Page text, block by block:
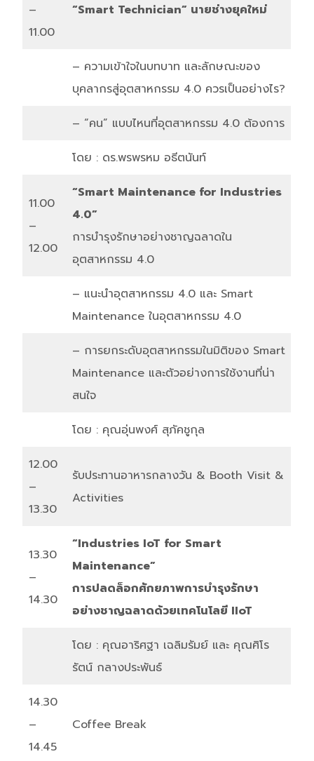
–
11.00
“Smart Technician” นายช่างยุคใหม่
– ความเข้าใจในบทบาท และลักษณะของ
บุคลากรสู่อุตสาหกรรม 4.0 ควรเป็นอย่างไร?
– “คน” แบบไหนที่อุตสาหกรรม 4.0 ต้องการ
โดย : ดร.พรพรหม อธีตนันท์
11.00
–
12.00
“Smart Maintenance for Industries
4.0”
การบำรุงรักษาอย่างชาญฉลาดใน
อุตสาหกรรม 4.0
– แนะนำอุตสาหกรรม 4.0 และ Smart
Maintenance ในอุตสาหกรรม 4.0
– การยกระดับอุตสาหกรรมในมิติของ Smart
Maintenance และตัวอย่างการใช้งานที่น่า
สนใจ
โดย : คุณอุ่นพงศ์ สุภัคชูกุล
12.00
–
13.30
รับประทานอาหารกลางวัน & Booth Visit &
Activities
13.30
–
14.30
“Industries IoT for Smart
Maintenance”
การปลดล็อกศักยภาพการบำรุงรักษา
อย่างชาญฉลาดด้วยเทคโนโลยี IIoT
โดย : คุณอาริศฐา เฉลิมรัมย์ และ คุณศิโร
รัตน์ กลางประพันธ์
14.30
–
14.45
Coffee Break